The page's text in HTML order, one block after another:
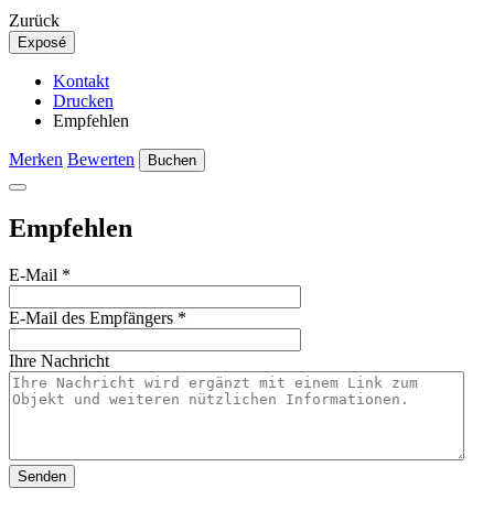
Zurück
Exposé
Kontakt
Drucken
Empfehlen
Merken Bewerten Buchen
Empfehlen
E-Mail *
E-Mail des Empfängers *
Ihre Nachricht
Senden